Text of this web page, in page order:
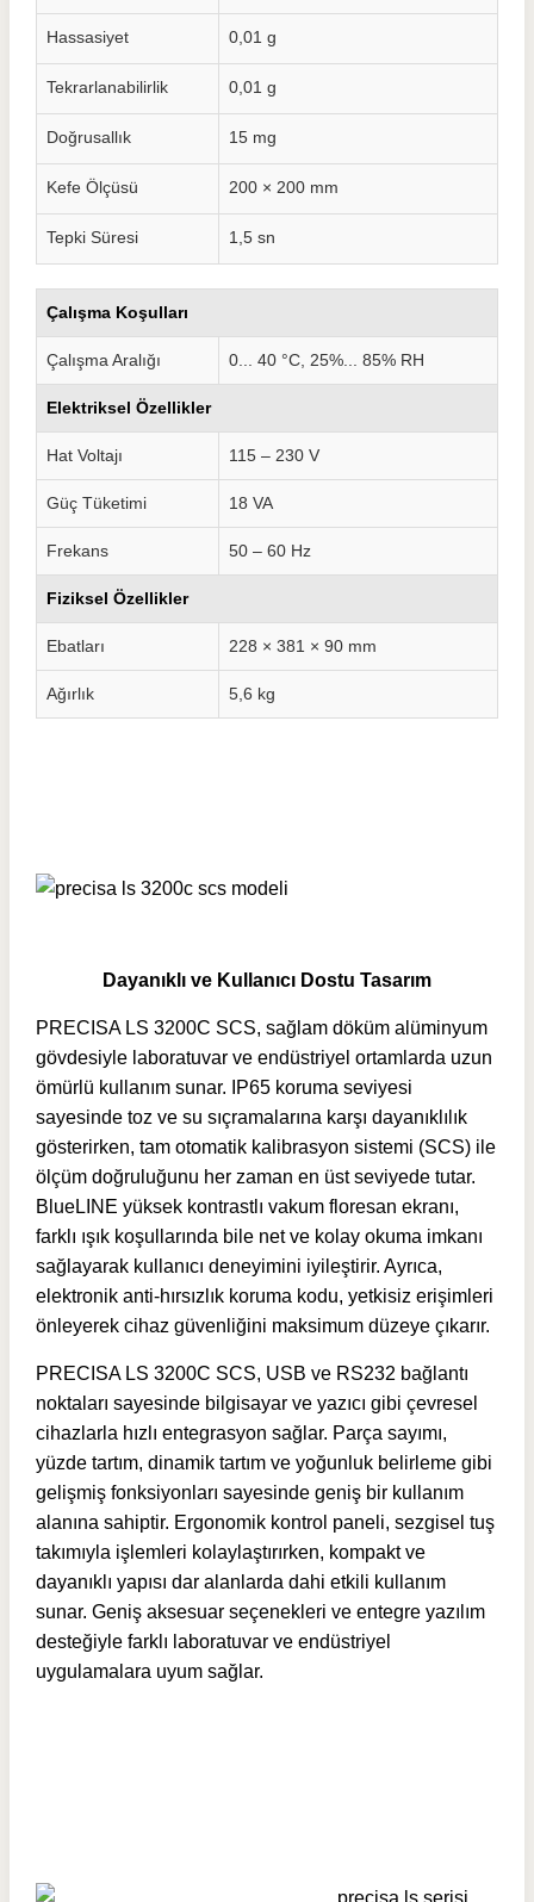
Hassasiyet 0,01 g
Tekrarlanabilirlik 0,01 g
Doğrusallık 15 mg
Kefe Ölçüsü 200 × 200 mm
Tepki Süresi 1,5 sn
Çalışma Koşulları
Çalışma Aralığı 0... 40 °C, 25%... 85% RH
Elektriksel Özellikler
Hat Voltajı 115 – 230 V
Güç Tüketimi 18 VA
Frekans 50 – 60 Hz
Fiziksel Özellikler
Ebatları 228 × 381 × 90 mm
Ağırlık 5,6 kg
Dayanıklı ve Kullanıcı Dostu Tasarım
PRECISA LS 3200C SCS, sağlam döküm alüminyum
gövdesiyle laboratuvar ve endüstriyel ortamlarda uzun
ömürlü kullanım sunar. IP65 koruma seviyesi
sayesinde toz ve su sıçramalarına karşı dayanıklılık
gösterirken, tam otomatik kalibrasyon sistemi (SCS) ile
ölçüm doğruluğunu her zaman en üst seviyede tutar.
BlueLINE yüksek kontrastlı vakum floresan ekranı,
farklı ışık koşullarında bile net ve kolay okuma imkanı
sağlayarak kullanıcı deneyimini iyileştirir. Ayrıca,
elektronik anti-hırsızlık koruma kodu, yetkisiz erişimleri
önleyerek cihaz güvenliğini maksimum düzeye çıkarır.
PRECISA LS 3200C SCS, USB ve RS232 bağlantı
noktaları sayesinde bilgisayar ve yazıcı gibi çevresel
cihazlarla hızlı entegrasyon sağlar. Parça sayımı,
yüzde tartım, dinamik tartım ve yoğunluk belirleme gibi
gelişmiş fonksiyonları sayesinde geniş bir kullanım
alanına sahiptir. Ergonomik kontrol paneli, sezgisel tuş
takımıyla işlemleri kolaylaştırırken, kompakt ve
dayanıklı yapısı dar alanlarda dahi etkili kullanım
sunar. Geniş aksesuar seçenekleri ve entegre yazılım
desteğiyle farklı laboratuvar ve endüstriyel
uygulamalara uyum sağlar.